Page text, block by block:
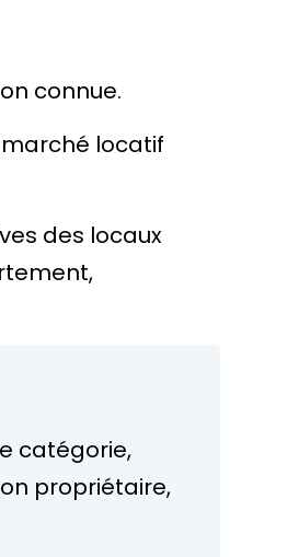
connue.
locatif
des locaux
catégorie,
propriétaire,